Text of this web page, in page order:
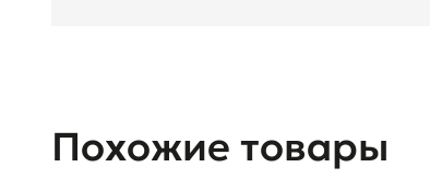
Похожие товары